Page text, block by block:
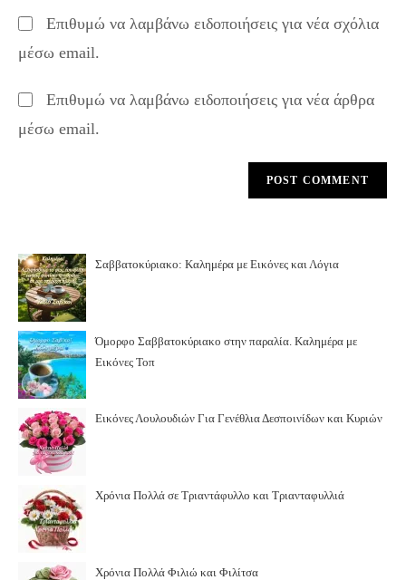
comment
URL
(optional)
Επιθυμώ να λαμβάνω ειδοποιήσεις για νέα σχόλια
μέσω email.
Επιθυμώ να λαμβάνω ειδοποιήσεις για νέα άρθρα
μέσω email.
Σαββατοκύριακο: Καλημέρα με Εικόνες και Λόγια
Όμορφο Σαββατοκύριακο στην παραλία. Καλημέρα με
Εικόνες Τοπ
Εικόνες Λουλουδιών Για Γενέθλια Δεσποινίδων και Κυριών
Χρόνια Πολλά σε Τριαντάφυλλο και Τριανταφυλλιά
Χρόνια Πολλά Φιλιώ και Φιλίτσα